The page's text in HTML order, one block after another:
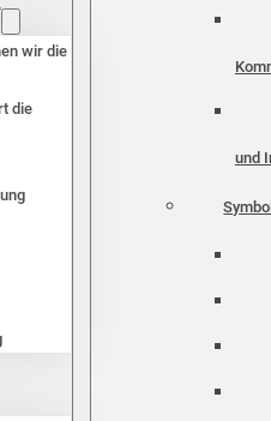
wir die
die
und